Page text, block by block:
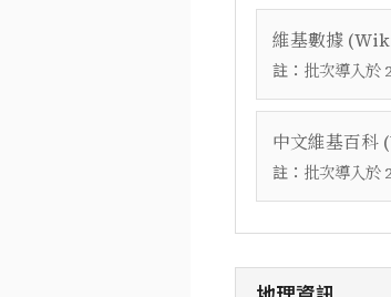
維基數據
註： 批次導入
中文維基百
註： 批次導入於